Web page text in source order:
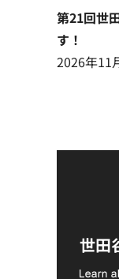
第21回世
す！
2026年11
世田
支
て